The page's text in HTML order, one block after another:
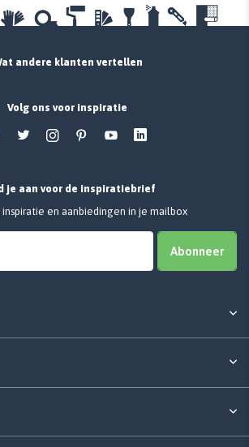
andere klanten vertellen
Volg ons voor inspiratie
je aan voor de inspiratiebrief
inspiratie en aanbiedingen in je mailbox
Abonneer